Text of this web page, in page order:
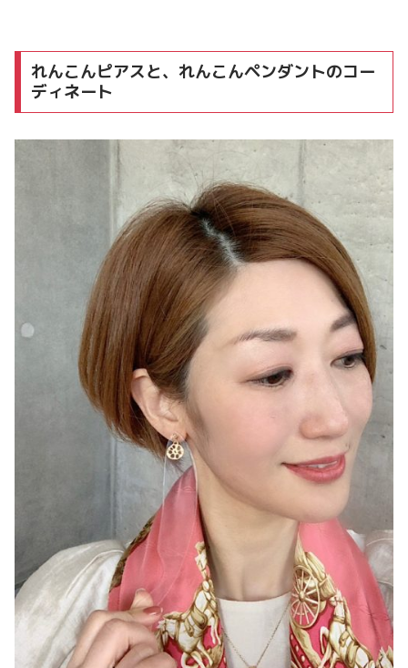
れんこんピアスと、れんこんペンダントのコー
ディネート